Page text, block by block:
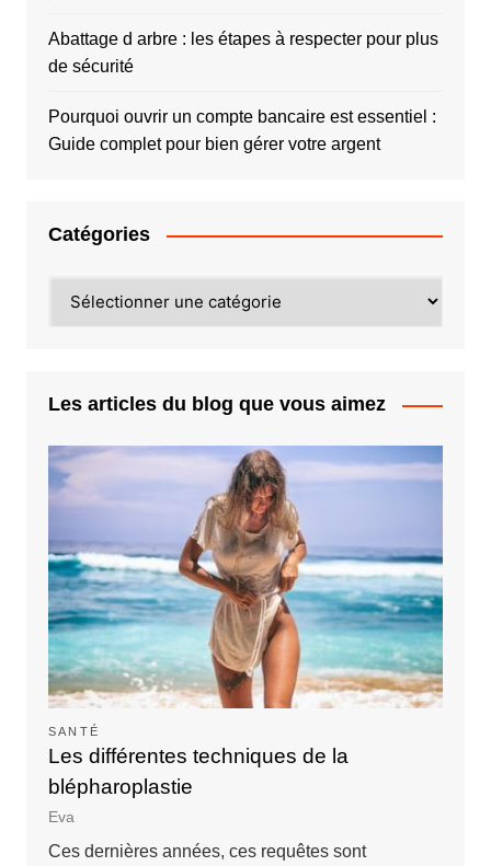
Abattage d arbre : les étapes à respecter pour plus
de sécurité
Pourquoi ouvrir un compte bancaire est essentiel :
Guide complet pour bien gérer votre argent
Catégories
Les articles du blog que vous aimez
SANTÉ
Les différentes techniques de la
blépharoplastie
Eva
Ces dernières années, ces requêtes sont